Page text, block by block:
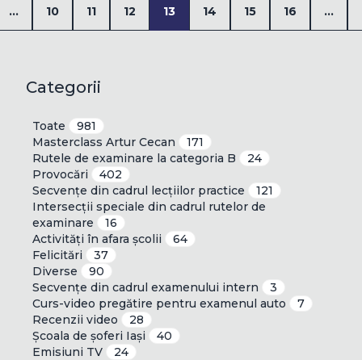
... 10 11 12 13 14 15 16 ...
Categorii
Toate
981
Masterclass Artur Cecan
171
Rutele de examinare la categoria B
24
Provocări
402
Secvențe din cadrul lecțiilor practice
121
Intersecții speciale din cadrul rutelor de
examinare
16
Activități în afara școlii
64
Felicitări
37
Diverse
90
Secvențe din cadrul examenului intern
3
Curs-video pregătire pentru examenul auto
7
Recenzii video
28
Școala de șoferi Iași
40
Emisiuni TV
24